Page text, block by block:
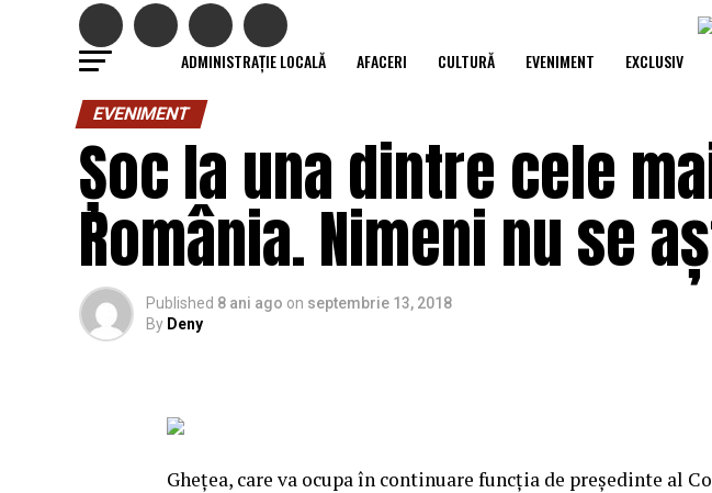
ADMINISTRAȚIE LOCALĂ AFACERI CULTURĂ EVENIMENT EXCLUSIV
EVENIMENT
Șoc la una dintre cele
România. Nimeni nu se
Published 8 ani ago on septembrie 13, 2018
By Deny
Gheţea, care va ocupa în continuare funcţia de preşedinte al